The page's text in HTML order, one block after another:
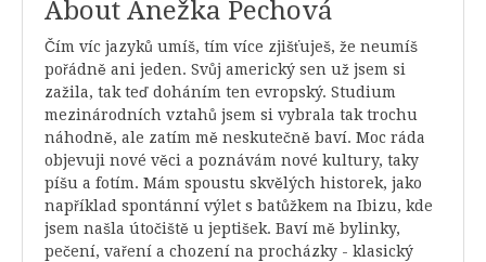
About Anežka Pechová
Čím víc jazyků umíš, tím více zjišťuješ, že neumíš
pořádně ani jeden. Svůj americký sen už jsem si
zažila, tak teď doháním ten evropský. Studium
mezinárodních vztahů jsem si vybrala tak trochu
náhodně, ale zatím mě neskutečně baví. Moc ráda
objevuji nové věci a poznávám nové kultury, taky
píšu a fotím. Mám spoustu skvělých historek, jako
například spontánní výlet s batůžkem na Ibizu, kde
jsem našla útočiště u jeptišek. Baví mě bylinky,
pečení, vaření a chození na procházky - klasický